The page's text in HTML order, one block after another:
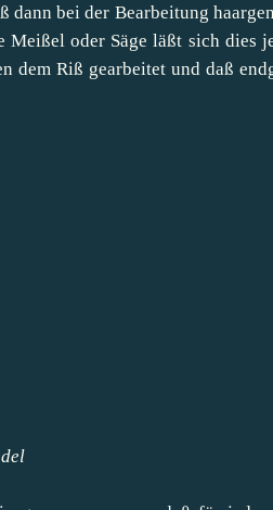
bei der Bearbeitung
oder Säge läßt sich dies
dem Riß gearbeitet und daß